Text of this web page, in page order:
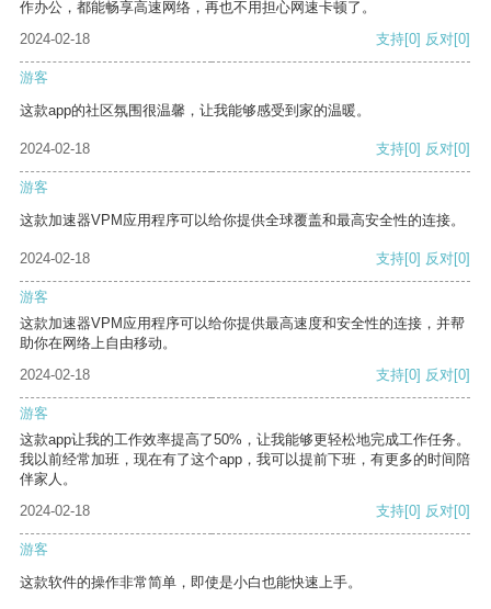
作办公，都能畅享高速网络，再也不用担心网速卡顿了。
2024-02-18
支持[0] 反对[0]
游客
这款app的社区氛围很温馨，让我能够感受到家的温暖。
2024-02-18 支持[0] 反对[0]
游客
这款加速器VPM应用程序可以给你提供全球覆盖和最高安全性的连接。
2024-02-18 支持[0] 反对[0]
游客
这款加速器VPM应用程序可以给你提供最高速度和安全性的连接，并帮
助你在网络上自由移动。
2024-02-18
支持[0] 反对[0]
游客
这款app让我的工作效率提高了50%，让我能够更轻松地完成工作任务。
我以前经常加班，现在有了这个app，我可以提前下班，有更多的时间陪
伴家人。
2024-02-18
支持[0] 反对[0]
游客
这款软件的操作非常简单，即使是小白也能快速上手。